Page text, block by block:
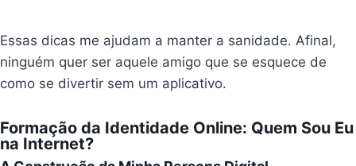
Essas dicas me ajudam a manter a sanidade. Afinal,
ninguém quer ser aquele amigo que se esquece de
como se divertir sem um aplicativo.
Formação da Identidade Online: Quem Sou Eu
na Internet?